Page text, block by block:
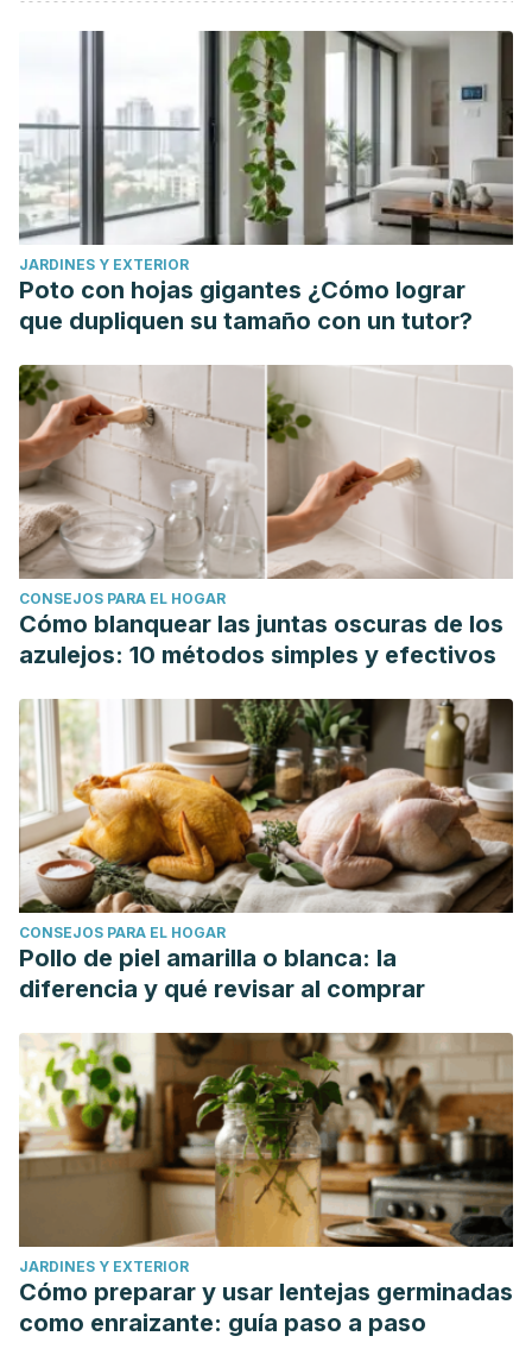
JARDINES Y EXTERIOR
Poto con hojas gigantes ¿Cómo lograr
que dupliquen su tamaño con un tutor?
CONSEJOS PARA EL HOGAR
Cómo blanquear las juntas oscuras de los
azulejos: 10 métodos simples y efectivos
CONSEJOS PARA EL HOGAR
Pollo de piel amarilla o blanca: la
diferencia y qué revisar al comprar
JARDINES Y EXTERIOR
Cómo preparar y usar lentejas germinadas
como enraizante: guía paso a paso